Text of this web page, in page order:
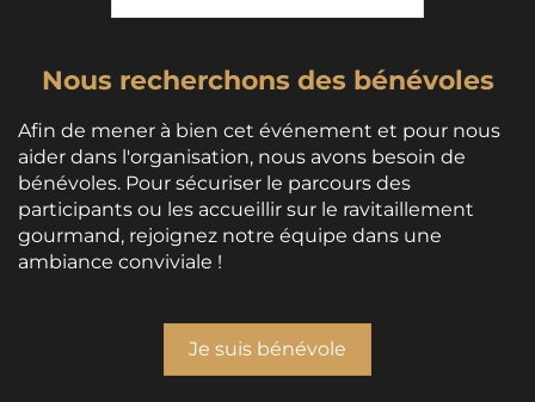
Nous recherchons des bénévoles
Afin de mener à bien cet événement et pour nous
aider dans l'organisation, nous avons besoin de
bénévoles. Pour sécuriser le parcours des
participants ou les accueillir sur le ravitaillement
gourmand, rejoignez notre équipe dans une
ambiance conviviale !
Je suis bénévole